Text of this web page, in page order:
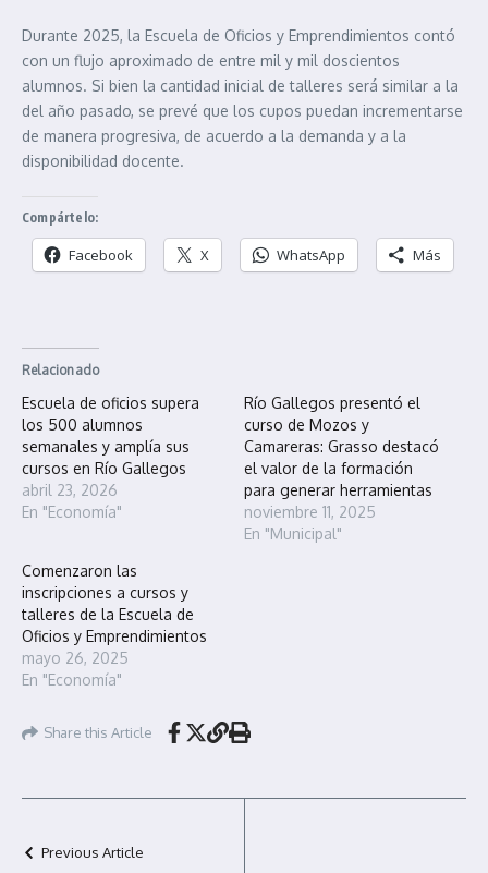
Durante 2025, la Escuela de Oficios y Emprendimientos contó
con un flujo aproximado de entre mil y mil doscientos
alumnos. Si bien la cantidad inicial de talleres será similar a la
del año pasado, se prevé que los cupos puedan incrementarse
de manera progresiva, de acuerdo a la demanda y a la
disponibilidad docente.
Compártelo:
Facebook X WhatsApp Más
Relacionado
Escuela de oficios supera
los 500 alumnos
semanales y amplía sus
cursos en Río Gallegos
abril 23, 2026
En "Economía"
Río Gallegos presentó el
curso de Mozos y
Camareras: Grasso destacó
el valor de la formación
para generar herramientas
noviembre 11, 2025
En "Municipal"
Comenzaron las
inscripciones a cursos y
talleres de la Escuela de
Oficios y Emprendimientos
mayo 26, 2025
En "Economía"
Share this Article
Previous Article